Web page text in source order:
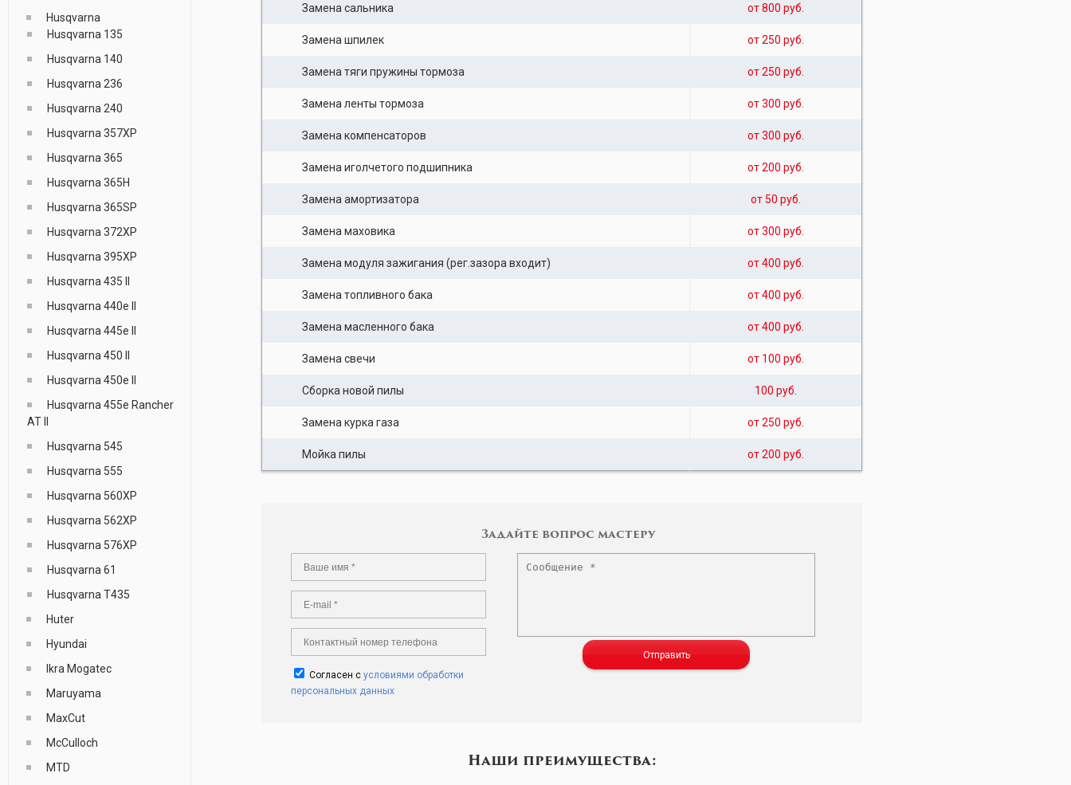
Husqvarna
Husqvarna 135
Husqvarna 140
Husqvarna 236
Husqvarna 240
Husqvarna 357XP
Husqvarna 365
Husqvarna 365H
Husqvarna 365SP
Husqvarna 372XP
Husqvarna 395XP
Husqvarna 435 II
Husqvarna 440e II
Husqvarna 445e II
Husqvarna 450 II
Husqvarna 450e II
Husqvarna 455e Rancher
AT II
Husqvarna 545
Husqvarna 555
Husqvarna 560XP
Husqvarna 562XP
Husqvarna 576XP
Husqvarna 61
Husqvarna T435
Huter
Hyundai
Ikra Mogatec
Maruyama
MaxCut
McCulloch
MTD
Замена сальника от 800 руб.
Замена шпилек от 250 руб.
Замена тяги пружины тормоза от 250 руб.
Замена ленты тормоза от 300 руб.
Замена компенсаторов от 300 руб.
Замена иголчетого подшипника от 200 руб.
Замена амортизатора от 50 руб.
Замена маховика от 300 руб.
Замена модуля зажигания (рег.зазора входит) от 400 руб.
Замена топливного бака от 400 руб.
Замена масленного бака от 400 руб.
Замена свечи от 100 руб.
Сборка новой пилы 100 руб.
Замена курка газа от 250 руб.
Мойка пилы от 200 руб.
Задайте вопрос мастеру
Согласен сусловиями обработки
персональных данных
Отправить
Наши преимущества: